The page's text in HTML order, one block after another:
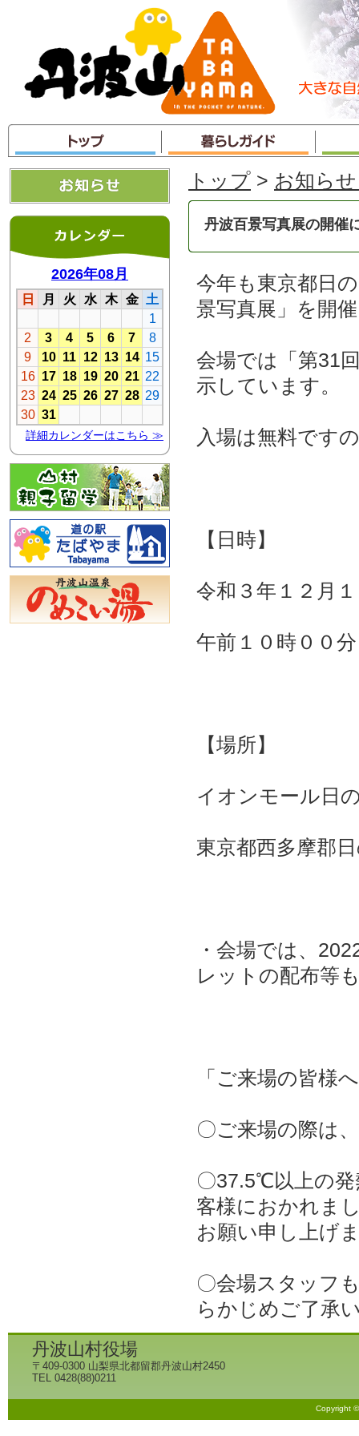
ャ
ン
プ
トップ > お知ら
丹波百景写真展の開催
今年も東京都日
景写真展」を開
会場では「第31
示しています。
入場は無料です
【日時】
令和３年１２月
午前１０時００
【場所】
イオンモール日
東京都西多摩郡
・会場では、
レットの配布等
「ご来場の皆様
〇ご来場の際は
〇37.5℃以上の
客様におかれま
お願い申し上げ
〇会場スタッフ
らかじめご了承
丹波山村役場
〒409-0300 山梨県北都留郡丹波山村2450
TEL 0428(88)0211
Copyright